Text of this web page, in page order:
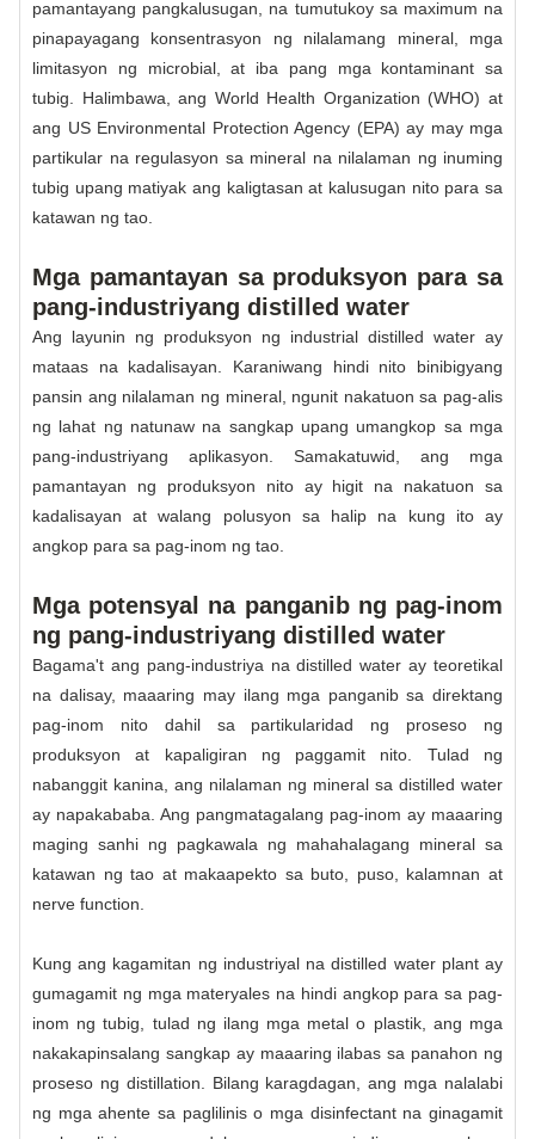
pamantayang pangkalusugan, na tumutukoy sa maximum na
pinapayagang konsentrasyon ng nilalamang mineral, mga
limitasyon ng microbial, at iba pang mga kontaminant sa
tubig. Halimbawa, ang World Health Organization (WHO) at
ang US Environmental Protection Agency (EPA) ay may mga
partikular na regulasyon sa mineral na nilalaman ng inuming
tubig upang matiyak ang kaligtasan at kalusugan nito para sa
katawan ng tao.
Mga pamantayan sa produksyon para sa
pang-industriyang distilled water
Ang layunin ng produksyon ng industrial distilled water ay
mataas na kadalisayan. Karaniwang hindi nito binibigyang
pansin ang nilalaman ng mineral, ngunit nakatuon sa pag-alis
ng lahat ng natunaw na sangkap upang umangkop sa mga
pang-industriyang aplikasyon. Samakatuwid, ang mga
pamantayan ng produksyon nito ay higit na nakatuon sa
kadalisayan at walang polusyon sa halip na kung ito ay
angkop para sa pag-inom ng tao.
Mga potensyal na panganib ng pag-inom
ng pang-industriyang distilled water
Bagama't ang pang-industriya na distilled water ay teoretikal
na dalisay, maaaring may ilang mga panganib sa direktang
pag-inom nito dahil sa partikularidad ng proseso ng
produksyon at kapaligiran ng paggamit nito. Tulad ng
nabanggit kanina, ang nilalaman ng mineral sa distilled water
ay napakababa. Ang pangmatagalang pag-inom ay maaaring
maging sanhi ng pagkawala ng mahahalagang mineral sa
katawan ng tao at makaapekto sa buto, puso, kalamnan at
nerve function.
Kung ang kagamitan ng industriyal na distilled water plant ay
gumagamit ng mga materyales na hindi angkop para sa pag-
inom ng tubig, tulad ng ilang mga metal o plastik, ang mga
nakakapinsalang sangkap ay maaaring ilabas sa panahon ng
proseso ng distillation. Bilang karagdagan, ang mga nalalabi
ng mga ahente sa paglilinis o mga disinfectant na ginagamit